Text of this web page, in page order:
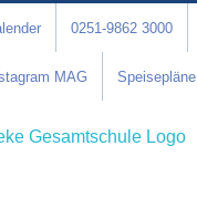
0251-9862 3000
MAG Speisepläne